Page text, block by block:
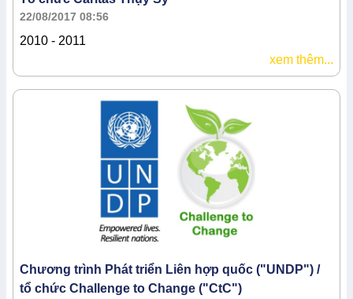
22/08/2017 08:56
2010 - 2011
xem thêm...
Chương trình Phát triển Liên hợp quốc ("UNDP") /
tổ chức Challenge to Change ("CtC")